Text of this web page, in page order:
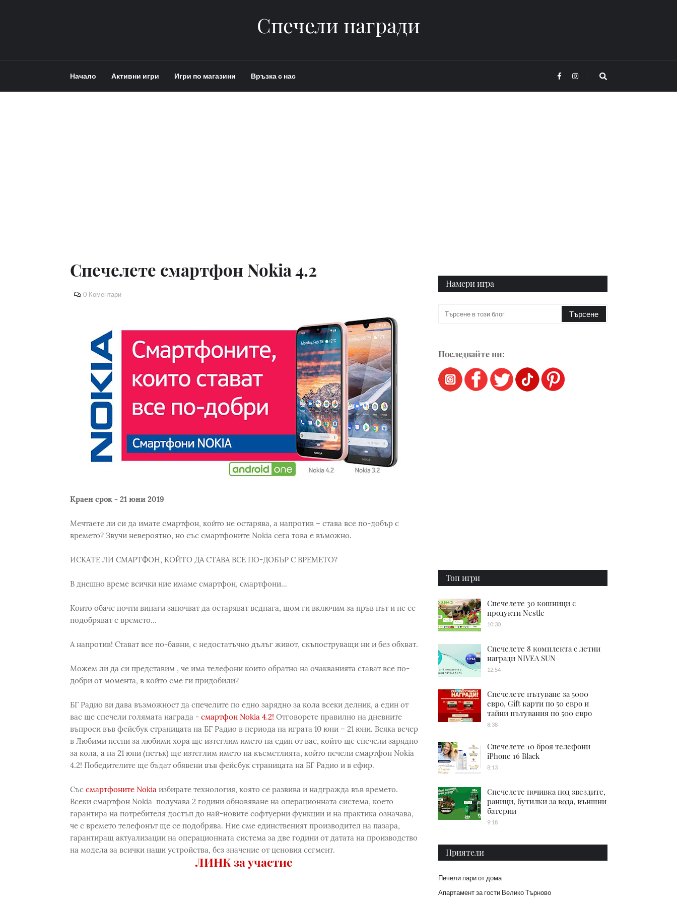
Спечели награди
Начало Активни игри Игри по магазини Връзка с нас
Спечелете смартфон Nokia 4.2
0 Коментари
Краен срок - 21 юни 2019
Мечтаете ли си да имате смартфон, който не остарява, а напротив – става все по-добър с
времето? Звучи невероятно, но със смартфоните Nokia сега това е въможно.
ИСКАТЕ ЛИ СМАРТФОН, КОЙТО ДА СТАВА ВСЕ ПО-ДОБЪР С ВРЕМЕТО?
В днешно време всички ние имаме смартфон, смартфони...
Които обаче почти винаги започват да остаряват веднага, щом ги включим за пръв път и не се
подобряват с времето…
А напротив! Стават все по-бавни, с недостатъчно дълъг живот, скъпоструващи ни и без обхват.
Можем ли да си представим , че има телефони които обратно на очакванията стават все по-
добри от момента, в който сме ги придобили?
БГ Радио ви дава възможност да спечелите по едно зарядно за кола всеки делник, а един от
вас ще спечели голямата награда - смартфон Nokia 4.2! Отговорете правилно на дневните
въпроси във фейсбук страницата на БГ Радио в периода на играта 10 юни – 21 юни. Всяка вечер
в Любими песни за любими хора ще изтеглим името на един от вас, който ще спечели зарядно
за кола, а на 21 юни (петък) ще изтеглим името на късметлията, който печели смартфон Nokia
4.2! Победителите ще бъдат обявени във фейсбук страницата на БГ Радио и в ефир.
Със смартфоните Nokiaизбирате технология, която се развива и надгражда във времето.
Всеки смартфон Nokia получава 2 години обновяване на операционната система, което
гарантира на потребителя достъп до най-новите софтуерни функции и на практика означава,
че с времето телефонът ще се подобрява. Ние сме единственият производител на пазара,
гарантиращ актуализации на операционната система за две години от датата на производство
на модела за всички наши устройства, без значение от ценовия сегмент.
ЛИНК за участие
Намери игра
Последвайте ни:
Топ игри
Спечелете 30 кошници с
продукти Nestle
10:30
Спечелете 8 комплекта с летни
награди NIVEA SUN
12:54
Спечелете пътуване за 5000
евро, Gift карти по 50 евро и
тайни пътувания по 500 евро
8:38
Спечелете 10 броя телефони
iPhone 16 Black
8:13
Спечелете почивка под звездите,
раници, бутилки за вода, външни
батерии
9:18
Приятели
Печели пари от дома
Апартамент за гости Велико Търново